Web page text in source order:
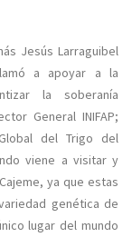
Jesús Larraguibel
a apoyar a la
la soberanía
General INIFAP;
del Trigo del
viene a visitar y
ya que estas
genética de
lugar del mundo